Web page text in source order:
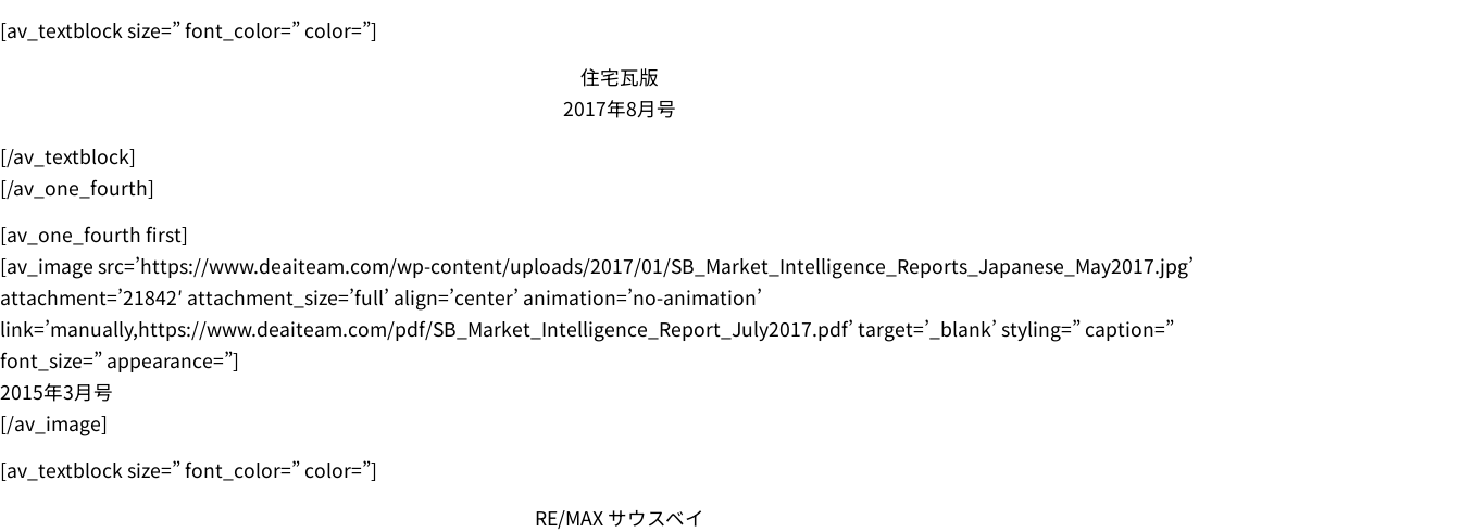
[av_textblock size=” font_color=” color=”]
住宅瓦版
2017年8月号
[/av_textblock]
[/av_one_fourth]
[av_one_fourth first]
[av_image src=’https://www.deaiteam.com/wp-content/uploads/2017/01/SB_Market_Intelligence_Reports_Japanese_May2017.jpg’
attachment=’21842′ attachment_size=’full’ align=’center’ animation=’no-animation’
link=’manually,https://www.deaiteam.com/pdf/SB_Market_Intelligence_Report_July2017.pdf’ target=’_blank’ styling=” caption=”
font_size=” appearance=”]
2015年3月号
[/av_image]
[av_textblock size=” font_color=” color=”]
RE/MAX サウスベイ